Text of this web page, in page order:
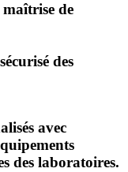
maîtrise de
des
avec
des laboratoires.